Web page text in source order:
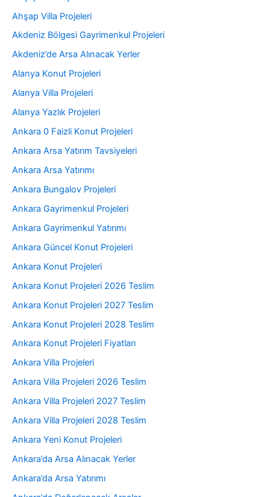
Ahşap Villa Projeleri
Akdeniz Bölgesi Gayrimenkul Projeleri
Akdeniz’de Arsa Alınacak Yerler
Alanya Konut Projeleri
Alanya Villa Projeleri
Alanya Yazlık Projeleri
Ankara 0 Faizli Konut Projeleri
Ankara Arsa Yatırım Tavsiyeleri
Ankara Arsa Yatırımı
Ankara Bungalov Projeleri
Ankara Gayrimenkul Projeleri
Ankara Gayrimenkul Yatırımı
Ankara Güncel Konut Projeleri
Ankara Konut Projeleri
Ankara Konut Projeleri 2026 Teslim
Ankara Konut Projeleri 2027 Teslim
Ankara Konut Projeleri 2028 Teslim
Ankara Konut Projeleri Fiyatları
Ankara Villa Projeleri
Ankara Villa Projeleri 2026 Teslim
Ankara Villa Projeleri 2027 Teslim
Ankara Villa Projeleri 2028 Teslim
Ankara Yeni Konut Projeleri
Ankara’da Arsa Alınacak Yerler
Ankara’da Arsa Yatırımı